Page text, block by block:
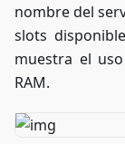
nombre del
slots
muestra el
RAM.